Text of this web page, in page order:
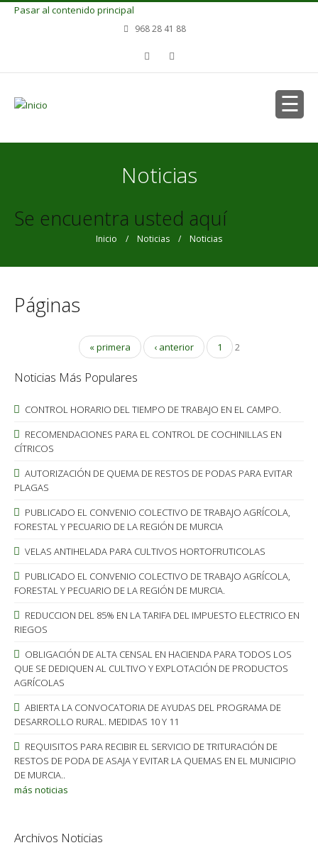
Pasar al contenido principal
968 28 41 88
Noticias
Se encuentra usted aquí
Inicio / Noticias / Noticias
Páginas
« primera ‹ anterior 1 2
Noticias Más Populares
CONTROL HORARIO DEL TIEMPO DE TRABAJO EN EL CAMPO.
RECOMENDACIONES PARA EL CONTROL DE COCHINILLAS EN
CÍTRICOS
AUTORIZACIÓN DE QUEMA DE RESTOS DE PODAS PARA EVITAR
PLAGAS
PUBLICADO EL CONVENIO COLECTIVO DE TRABAJO AGRÍCOLA,
FORESTAL Y PECUARIO DE LA REGIÓN DE MURCIA
VELAS ANTIHELADA PARA CULTIVOS HORTOFRUTICOLAS
PUBLICADO EL CONVENIO COLECTIVO DE TRABAJO AGRÍCOLA,
FORESTAL Y PECUARIO DE LA REGIÓN DE MURCIA.
REDUCCION DEL 85% EN LA TARIFA DEL IMPUESTO ELECTRICO EN
RIEGOS
OBLIGACIÓN DE ALTA CENSAL EN HACIENDA PARA TODOS LOS
QUE SE DEDIQUEN AL CULTIVO Y EXPLOTACIÓN DE PRODUCTOS
AGRÍCOLAS
ABIERTA LA CONVOCATORIA DE AYUDAS DEL PROGRAMA DE
DESARROLLO RURAL. MEDIDAS 10 Y 11
REQUISITOS PARA RECIBIR EL SERVICIO DE TRITURACIÓN DE
RESTOS DE PODA DE ASAJA Y EVITAR LA QUEMAS EN EL MUNICIPIO
DE MURCIA..
más noticias
Archivos Noticias